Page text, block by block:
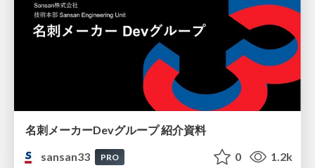
名刺メーカーDevグループ 紹介資料
sansan33
PRO 0 1.2k